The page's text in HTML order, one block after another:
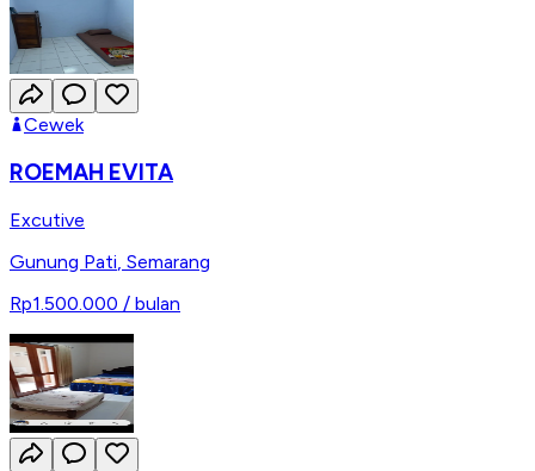
Cewek
ROEMAH EVITA
Excutive
Gunung Pati Semarang
Rp1.500.000 / bulan